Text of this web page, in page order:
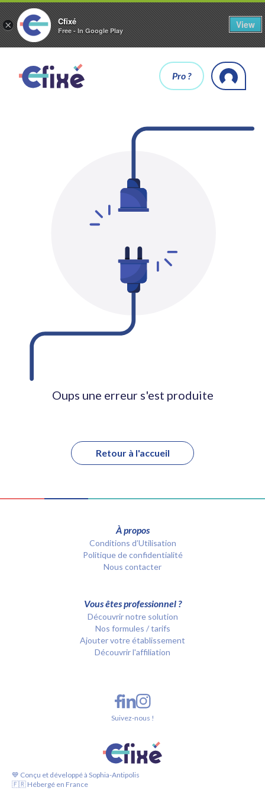
× Cfixé
Free - In Google Play
View
Pro ?
Oups une erreur s'est produite
Retour à l'accueil
À propos
Conditions d’Utilisation
Politique de confidentialité
Nous contacter
Vous êtes professionnel ?
Découvrir notre solution
Nos formules / tarifs
Ajouter votre établissement
Découvrir l'affiliation
💙 Conçu et développé à Sophia-Antipolis
🇫🇷 Hébergé en France
Suivez-nous !